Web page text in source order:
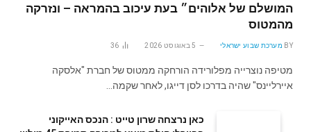
המושלם של אלוהים״ בעת עיכוב בהמראה – ונזרקה
מהמטוס
BY מערכת שבוע ישראלי 5 באוגוסט 2026 36
מטיפה נוצרייה מפלורידה הורחקה ממטוס של חברת "אלסקה
איירליינס" שהיה בדרכו לסן דייגו, לאחר שקמה…